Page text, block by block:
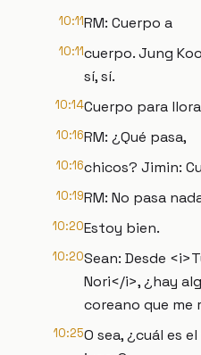
10:11RM: Cuerpo a
10:11cuerpo. Jung
sí, sí.
10:14Cuerpo para
10:16RM: ¿Qué pasa,
10:16chicos? Jimin:
10:19RM: No pasa
10:20Estoy bien.
10:20Sean: Desde
Nori</i>, ¿hay
coreano que me
10:25O sea, ¿cuál es